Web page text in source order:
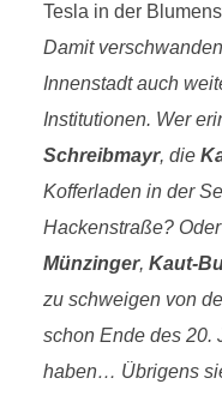
Tesla in der
Damit
Innenstadt auch
Institutionen. Wer
Schreibmayr, die
Kofferladen in der
Hackenstraße?
Münzinger, Kaut-
zu schweigen von
schon Ende des 20.
haben… Übrigens